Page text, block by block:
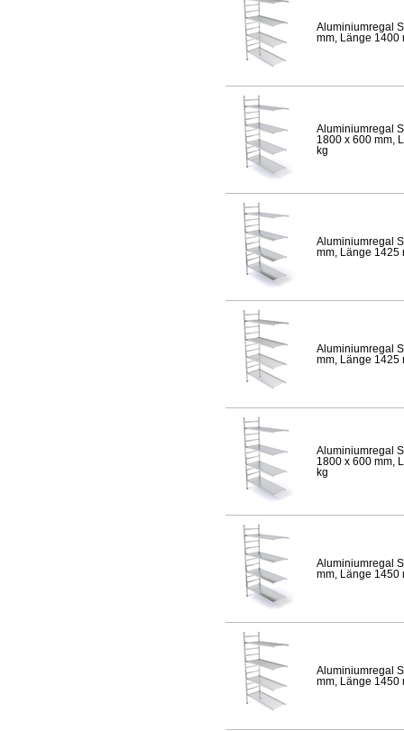
Aluminiumregal
mm, Länge 1400
Aluminiumregal
1800 x 600 mm,
kg
Aluminiumregal
mm, Länge 1425
Aluminiumregal
mm, Länge 1425
Aluminiumregal
1800 x 600 mm,
kg
Aluminiumregal
mm, Länge 1450
Aluminiumregal
mm, Länge 1450